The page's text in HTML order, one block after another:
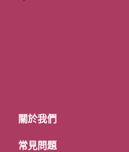
關於我們
常見問題